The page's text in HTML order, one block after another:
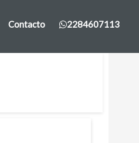
Contacto 2284607113